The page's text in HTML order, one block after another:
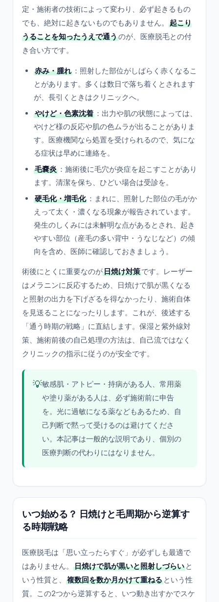
定・施術者の技術によって変わり、必ず起きるもの
でも、絶対に起きないものでもありません。
起こり
うることを知ったうえで通うのが、医療脱毛との付
き合い方です。
赤み・腫れ ：照射した部位がしばらく赤くなるこ
とがあります。多くは数日で落ち着くとされます
が、長引くときはクリニックへ。
やけど・色素沈着 ：出力や肌の状態によっては、
やけど様の反応や肌の色ムラが出ることがありま
す。医療機関なら処置を受けられるので、気にな
る症状は早めに連絡を。
毛嚢炎 ：施術後に毛穴が炎症を起こすことがあり
ます。清潔を保ち、ひどい場合は受診を。
硬毛化・増毛化 ：まれに、照射した部位の毛がか
えって太く・濃くなる現象が報告されています。
発生のしくみには未解明な点があるとされ、起き
やすい部位（産毛の多い背中・うなじなど）の傾
向を含め、医師に確認しておきましょう。
術後にとくに重要なのが日焼け対策です。レーザー
はメラニンに反応するため、日焼けで肌が黒くなる
と照射の出力を下げざるを得なかったり、施術自体
を見送ることになったりします。これが、後述する
「通う時期の戦略」に直結します。保湿と紫外線対
策、施術前後の自己処理の方法は、自己流ではなく
クリニックの指示に従うのが安全です。
💡敏感肌・アトピー・持病がある人、常用薬
や塗り薬がある人は、必ず施術前に申告
を。光に過敏になる薬などもあるため、自
己判断で黙って受けるのは避けてくださ
い。本記事は一般的な説明であり、個別の
医療判断の代わりにはなりません。
いつ始める？ 日焼けと毛周期から逆算す
る時期戦略
医療脱毛は「思い立ったらすぐ」が必ずしも最適で
はありません。
日焼けで肌が黒いと照射しづらい と
いう性質と、
複数回を数か月かけて重ねる という性
質。この2つから逆算すると、いつ動き出すかでスケ